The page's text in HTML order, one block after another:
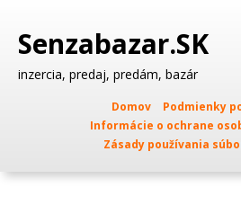
Senzabazar.SK
inzercia, predaj, predám, bazár
Domov
Podmienky
Informácie o ochrane
Zásady používania